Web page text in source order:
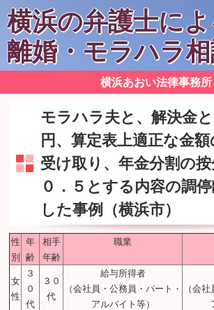
横浜の弁護士に
離婚・モラハラ
横浜あおい法律事務所
モラハラ夫と、解決金
円、算定表上適正な金
受け取り、年金分割の
０．５とする内容の調
した事例（横浜市）
性
別
年
齢
相手
年齢
職業
女
性
３
０
代
３０
代
給与所得者
（会社員・公務員・パート・
アルバイト等）
（会